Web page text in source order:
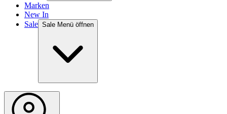
Marken
New In
Sale Sale Menü öffnen